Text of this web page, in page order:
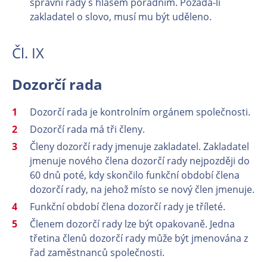
zakladatel o slovo, musí mu být uděleno.
Čl. IX
Dozorčí rada
Dozorčí rada je kontrolním orgánem společnosti.
Dozorčí rada má tři členy.
Členy dozorčí rady jmenuje zakladatel. Zakladatel
jmenuje nového člena dozorčí rady nejpozději do
60 dnů poté, kdy skončilo funkční období člena
dozorčí rady, na jehož místo se nový člen jmenuje.
Funkční období člena dozorčí rady je tříleté.
Členem dozorčí rady lze být opakovaně. Jedna
třetina členů dozorčí rady může být jmenována z
řad zaměstnanců společnosti.